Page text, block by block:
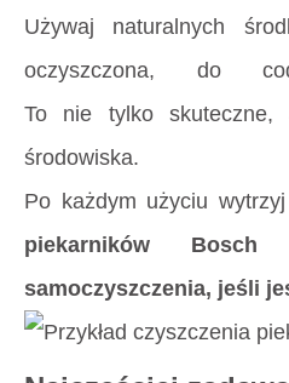
Używaj naturalnych
oczyszczona, do
To nie tylko
środowiska.
Po każdym użyciu
piekarników Bosch
samoczyszczenia, jeśli